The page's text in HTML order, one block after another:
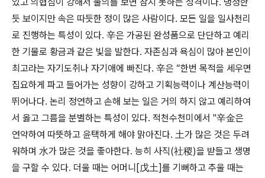
듯 보이지만 속은 따듯한 정이 많은 사람이다. 모든 일을 일사천리
로 진행하는 특성이 있다. 辛은 가공된 완성품으로 단단하고 예리
한 기물로 황금과 같은 빛을 발한다. 자존심과 욕심이 많아 본인이
최고라는 자기도취나 자기애에 빠진다. 辛은 “한번 목적을 세우면
집요하게 파고 들어가는 성향이 강하고 기획능력이나 계산능력이
뛰어나다. 논리 정연하고 손해 보는 일은 거의 하지 않고 예리하여
서 옳고 그름을 분별하는 특성이 있다. 적천수천미에서 "辛金은
연약하여 따뜻하고 윤택하게 해야 맑아진다. 土가 많은 것은 두려
워하며 水가 많은 것을 좋아한다. 능히 사직(社稷)을 받들고 생명
을 구할 수 있다. 더울 때는 어머니[戊土]를 기뻐하고 추울 때는